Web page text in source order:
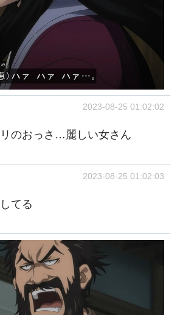
2023-08-25 01:02:02
のおっさ…麗しい女さん
2023-08-25 01:02:03
てる